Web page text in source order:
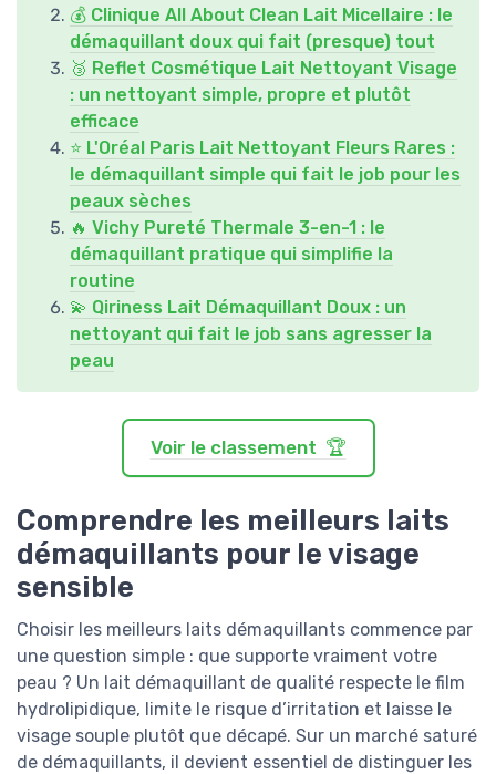
💰 Clinique All About Clean Lait Micellaire : le
démaquillant doux qui fait (presque) tout
🥉 Reflet Cosmétique Lait Nettoyant Visage
: un nettoyant simple, propre et plutôt
efficace
⭐ L'Oréal Paris Lait Nettoyant Fleurs Rares :
le démaquillant simple qui fait le job pour les
peaux sèches
🔥 Vichy Pureté Thermale 3-en-1 : le
démaquillant pratique qui simplifie la
routine
💫 Qiriness Lait Démaquillant Doux : un
nettoyant qui fait le job sans agresser la
peau
Voir le classement 🏆
Comprendre les meilleurs laits
démaquillants pour le visage
sensible
Choisir les meilleurs laits démaquillants commence par
une question simple : que supporte vraiment votre
peau ? Un lait démaquillant de qualité respecte le film
hydrolipidique, limite le risque d’irritation et laisse le
visage souple plutôt que décapé. Sur un marché saturé
de démaquillants, il devient essentiel de distinguer les